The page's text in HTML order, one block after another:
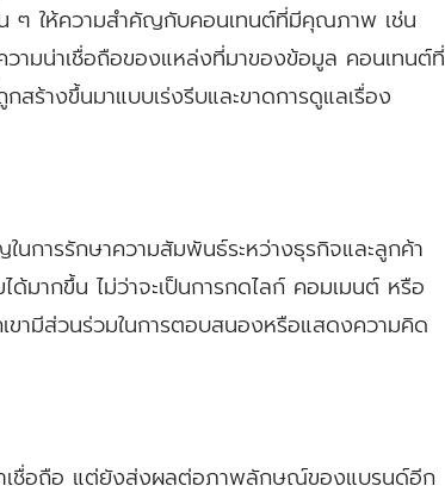
ๆ ให้ความสำคัญกับคอนเทนต์ที่มีคุณภาพ เช่น
วามน่าเชื่อถือของแหล่งที่มาของข้อมูล คอนเทนต์ที่
างขึ้นมาแบบเร่งรีบและขาดการดูแลเรื่อง
การรักษาความสัมพันธ์ระหว่างธุรกิจและลูกค้า
มากขึ้น ไม่ว่าจะเป็นการกดไลก์ คอมเมนต์ หรือ
ขามีส่วนร่วมในการตอบสนองหรือแสดงความคิด
เชื่อถือ แต่ยังส่งผลต่อภาพลักษณ์ของแบรนด์อีก